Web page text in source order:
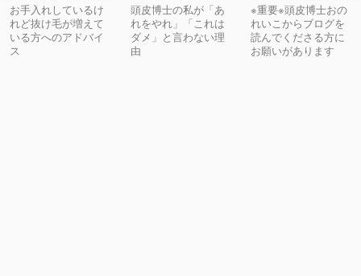
お手入れしているけ
れど抜け毛が増えて
いる方へのアドバイ
ス
頭皮博士の私が「あ
れをやれ」「これは
ダメ」と言わない理
由
※重要※頭皮博士おの
れいこからブログを
読んでくださる方に
お願いがあります